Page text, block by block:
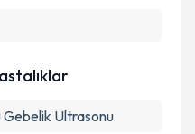
Ultrasonu